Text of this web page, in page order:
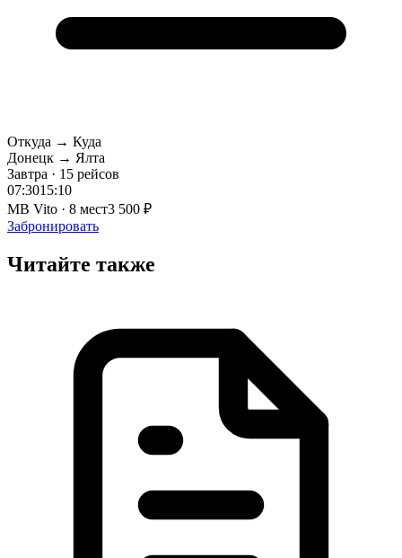
Откуда → Куда
Донецк → Ялта
Завтра · 15 рейсов
07:3015:10
MB Vito · 8 мест3 500 ₽
Забронировать
Читайте также